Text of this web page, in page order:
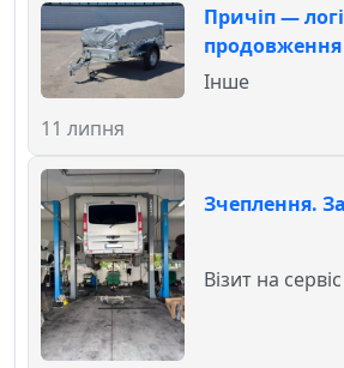
Причіп —
продовження
11 липня
Інше
Зчеплення.
Візит на сервіс